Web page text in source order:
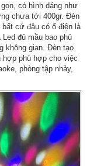
có hình dáng như
chưa tới 400gr. Đèn
cứ đâu có ổ điện là
đủ mầu bao phủ
không gian. Đèn tạo
hợp phù hợp cho việc
phòng tập nhảy,